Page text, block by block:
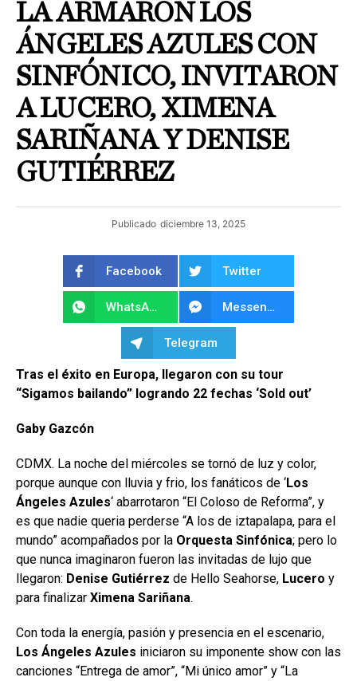
LA ARMARON LOS
ÁNGELES AZULES CON
SINFÓNICO, INVITARON
A LUCERO, XIMENA
SARIÑANA Y DENISE
GUTIÉRREZ
Publicado diciembre 13, 2025
Facebook Twitter
WhatsApp Messenger
Telegram
Tras el éxito en Europa, llegaron con su tour
“Sigamos bailando” logrando 22 fechas ‘Sold out’
Gaby Gazcón
CDMX. La noche del miércoles se tornó de luz y color,
porque aunque con lluvia y frio, los fanáticos de ‘Los
Ángeles Azules‘ abarrotaron “El Coloso de Reforma”, y
es que nadie queria perderse “A los de iztapalapa, para el
mundo” acompañados por la Orquesta Sinfónica; pero lo
que nunca imaginaron fueron las invitadas de lujo que
llegaron: Denise Gutiérrez de Hello Seahorse, Lucero y
para finalizar Ximena Sariñana.
Con toda la energía, pasión y presencia en el escenario,
Los Ángeles Azules iniciaron su imponente show con las
canciones “Entrega de amor”, “Mi único amor” y “La